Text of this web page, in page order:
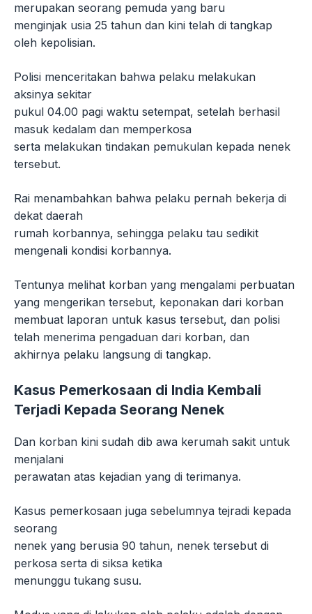
merupakan seorang pemuda yang baru
menginjak usia 25 tahun dan kini telah di tangkap
oleh kepolisian.
Polisi menceritakan bahwa pelaku melakukan
aksinya sekitar
pukul 04.00 pagi waktu setempat, setelah berhasil
masuk kedalam dan memperkosa
serta melakukan tindakan pemukulan kepada nenek
tersebut.
Rai menambahkan bahwa pelaku pernah bekerja di
dekat daerah
rumah korbannya, sehingga pelaku tau sedikit
mengenali kondisi korbannya.
Tentunya melihat korban yang mengalami perbuatan
yang mengerikan tersebut, keponakan dari korban
membuat laporan untuk kasus tersebut, dan polisi
telah menerima pengaduan dari korban, dan
akhirnya pelaku langsung di tangkap.
Kasus Pemerkosaan di India Kembali
Terjadi Kepada Seorang Nenek
Dan korban kini sudah dib awa kerumah sakit untuk
menjalani
perawatan atas kejadian yang di terimanya.
Kasus pemerkosaan juga sebelumnya tejradi kepada
seorang
nenek yang berusia 90 tahun, nenek tersebut di
perkosa serta di siksa ketika
menunggu tukang susu.